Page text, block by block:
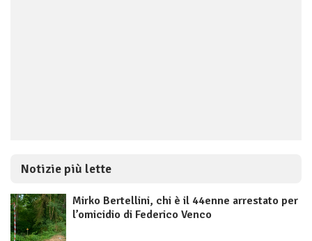
Notizie più lette
Mirko Bertellini, chi è il 44enne arrestato per
l’omicidio di Federico Venco